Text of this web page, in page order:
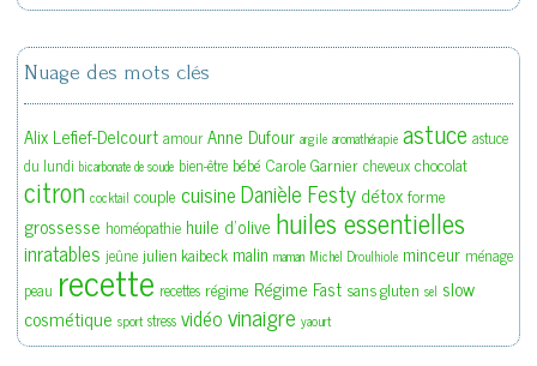
Nuage des mots clés
Alix Lefief-Delcourt amour Anne Dufour argile aromathérapie astuce astuce
du lundi bicarbonate de soude bien-être bébé Carole Garnier cheveux chocolat
citron cocktail couple cuisineDanièle Festy détoxforme
grossesse homéopathie huile d'olive huiles essentielles
inratables jeûne julien kaibeck malin maman Michel Droulhiole minceur ménage
peau recette recettes régime Régime Fast sans gluten sel slow
cosmétique sport stress vidéovinaigre yaourt